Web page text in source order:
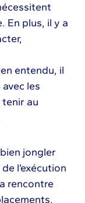
En plus, il y a
entendu, il
les
au
jongler
l’exécution
rencontre